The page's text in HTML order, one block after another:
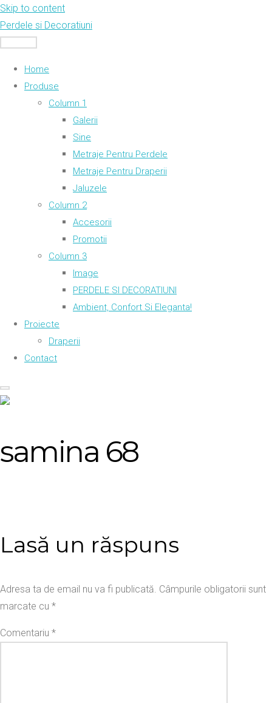
Skip to content
Perdele si Decoratiuni
Home
Produse
Column 1
Galerii
Sine
Metraje Pentru Perdele
Metraje Pentru Draperii
Jaluzele
Column 2
Accesorii
Promotii
Column 3
Image
PERDELE SI DECORATIUNI
Ambient, Confort Si Eleganta!
Proiecte
Draperii
Contact
samina 68
Lasă un răspuns
Adresa ta de email nu va fi publicată. Câmpurile obligatorii sunt
marcate cu *
Comentariu *